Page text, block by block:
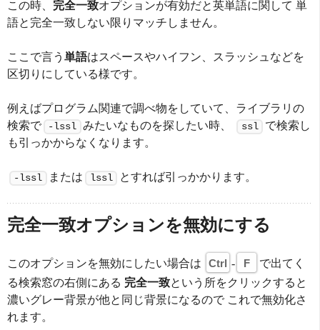
この時、 完全一致オプションが有効だと英単語に関して 単
語と完全一致しない限りマッチしません。
ここで言う 単語はスペースやハイフン、スラッシュなどを
区切りにしている様です。
例えばプログラム関連で調べ物をしていて、ライブラリの
検索で
-lssl みたいなものを探したい時、 ssl
で検索し
も引っかからなくなります。
-lssl または lssl とすれば引っかかります。
完全一致オプションを無効にする
このオプションを無効にしたい場合は Ctrl - F
で出てく
る検索窓の右側にある 完全一致という所をクリックすると
濃いグレー背景が他と同じ背景になるので これで無効化さ
れます。